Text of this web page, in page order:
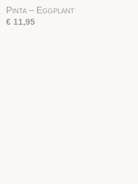
Pinta – Eggplant
€ 11,95